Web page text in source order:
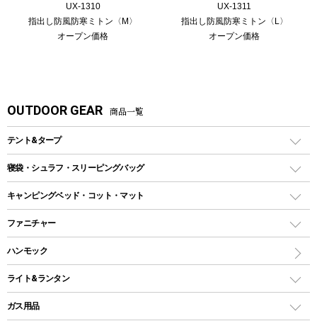
UX-1310
指出し防風防寒ミトン〈M〉
オープン価格
UX-1311
指出し防風防寒ミトン〈L〉
オープン価格
OUTDOOR GEAR 商品一覧
テント&タープ
テント
ツールームテント
ワンポールテント
シェルターテント
ロッジ型・オリジナルテント
寝袋・シュラフ・スリーピングバッグ
レクタングラー型（封筒型）シュラフ
インナーシュラフ
キャンピングベッド・コット・マット
キャンピングベッド・コット
インフレータブルマット
ファニチャー
アウトドアテーブル
レジャーシート
ハンモック
ライト&ランタン
LEDランタン
ガス用品